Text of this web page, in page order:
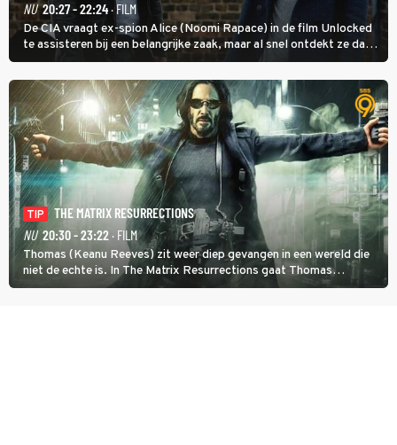
NU 20:27 - 22:24· FILM
De CIA vraagt ex-spion Alice (Noomi Rapace) in de film Unlocked
te assisteren bij een belangrijke zaak, maar al snel ontdekt ze dat
degene die haar aanstelde kwade bedoelingen heeft.
TIP
THE MATRIX RESURRECTIONS
NU 20:30 - 23:22 · FILM
Thomas (Keanu Reeves) zit weer diep gevangen in een wereld die
niet de echte is. In The Matrix Resurrections gaat Thomas
proberen uit deze schijnwereld te ontsnappen.